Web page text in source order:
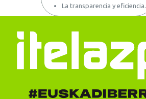
La transparencia y eficiencia.